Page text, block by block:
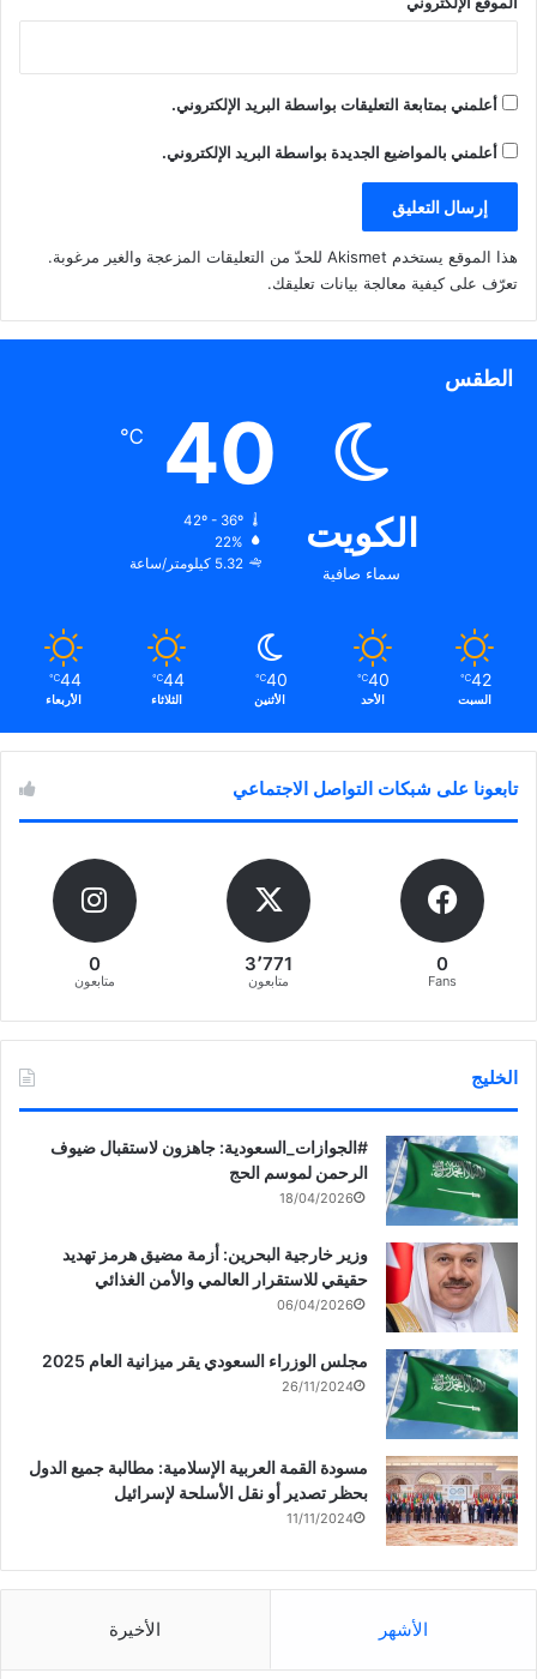
أعلمني بمتابعة التعليقات بواسطة البريد الإلكتروني.
أعلمني بالمواضيع الجديدة بواسطة البريد الإلكتروني.
هذا الموقع يستخدم Akismet للحدّ من التعليقات المزعجة والغير مرغوبة.
تعرّف على كيفية معالجة بيانات تعليقك.
الطقس
الكويت
سماء صافية
40
℃
42º - 36º
22%
5.32 كيلومتر/ساعة
42
℃
السبت
40
℃
الأحد
40
℃
الأثنين
44
℃
الثلاثاء
44
℃
الأربعاء
تابعونا على شبكات التواصل الاجتماعي
0
Fans
3٬771
متابعون
0
متابعون
الخليج
‏‎#الجوازات_السعودية: جاهزون لاستقبال ضيوف
الرحمن لموسم الحج
18/04/2026
وزير خارجية البحرين: أزمة مضيق هرمز تهديد
حقيقي للاستقرار العالمي والأمن الغذائي
06/04/2026
مجلس الوزراء السعودي يقر ميزانية العام 2025
26/11/2024
مسودة القمة العربية الإسلامية: مطالبة جميع الدول
بحظر تصدير أو نقل الأسلحة لإسرائيل
11/11/2024
الأشهر الأخيرة